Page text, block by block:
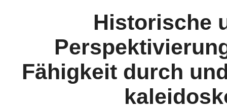
Historische
Fähigkeit durch